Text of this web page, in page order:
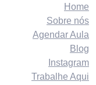
Home
Sobre nós
Agendar Aula
Blog
Instagram
Trabalhe Aqui